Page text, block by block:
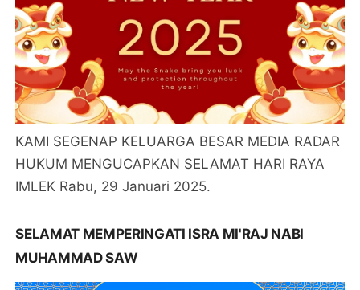
KAMI SEGENAP KELUARGA BESAR MEDIA RADAR
HUKUM MENGUCAPKAN SELAMAT HARI RAYA
IMLEK Rabu, 29 Januari 2025.
SELAMAT MEMPERINGATI ISRA MI'RAJ NABI
MUHAMMAD SAW